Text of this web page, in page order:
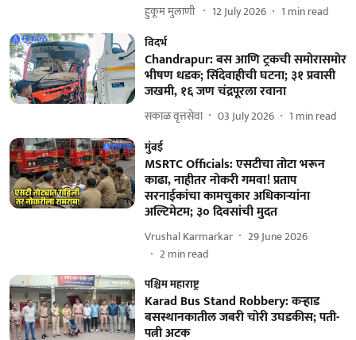
हुकूम मुलाणी ​ 12 July 2026 1 min read
विदर्भ
Chandrapur: बस आणि ट्रकची समोरासमोर
भीषण धडक; सिंदेवाहीची घटना; ३१ प्रवासी
जखमी, १६ जण चंद्रपूरला रवाना
सकाळ वृत्तसेवा 03 July 2026 1 min read
मुंबई
MSRTC Officials: एसटीचा तोटा भरून
काढा, नाहीतर नोकरी गमवा! प्रताप
सरनाईकांचा कामचुकार अधिकाऱ्यांना
अल्टिमेटम; ३० दिवसांची मुदत
Vrushal Karmarkar
29 June 2026
2min read
पश्चिम महाराष्ट्र
Karad Bus Stand Robbery: कऱ्हाड
बसस्थानकातील जबरी चोरी उघडकीस; पती-
पत्नी अटक